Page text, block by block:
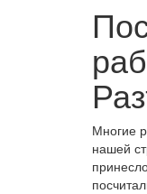
Многие
нашей